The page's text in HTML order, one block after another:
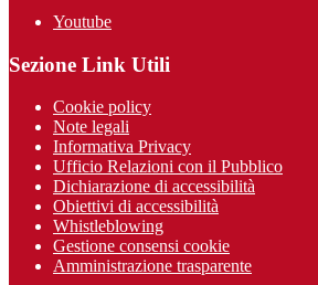
Youtube
Sezione Link Utili
Cookie policy
Note legali
Informativa Privacy
Ufficio Relazioni con il Pubblico
Dichiarazione di accessibilità
Obiettivi di accessibilità
Whistleblowing
Gestione consensi cookie
Amministrazione trasparente